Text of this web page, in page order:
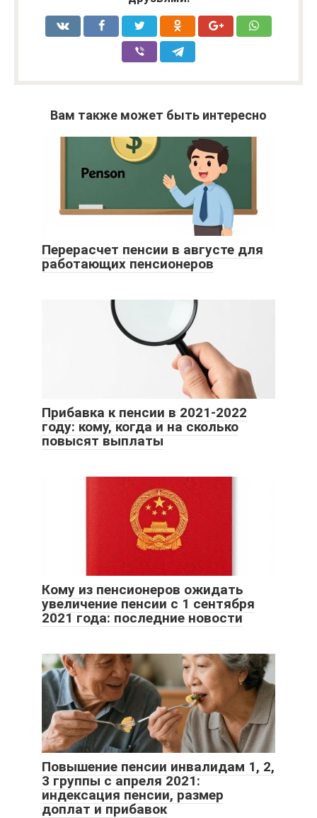
Вам также может быть интересно
Перерасчет пенсии в августе для
работающих пенсионеров
Прибавка к пенсии в 2021-2022
году: кому, когда и на сколько
повысят выплаты
Кому из пенсионеров ожидать
увеличение пенсии с 1 сентября
2021 года: последние новости
Повышение пенсии инвалидам 1, 2,
3 группы с апреля 2021:
индексация пенсии, размер
доплат и прибавок